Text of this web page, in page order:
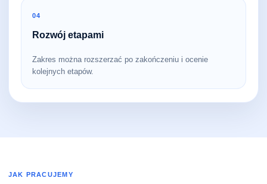
04
Rozwój etapami
Zakres można rozszerzać po zakończeniu i ocenie
kolejnych etapów.
JAK PRACUJEMY